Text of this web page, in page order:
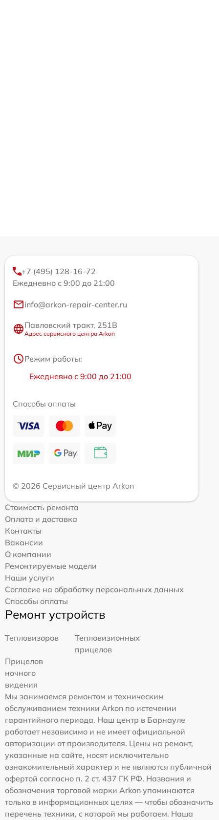
+7 (495) 128-16-72
Ежедневно с 9:00 до 21:00
info@arkon-repair-center.ru
Павловский тракт, 251В
Адрес сервисного центра Arkon
Режим работы:
Ежедневно с 9:00 до 21:00
Способы оплаты
© 2026 Сервисный центр Arkon
Стоимость ремонта
Оплата и доставка
Контакты
Вакансии
О компании
Ремонтируемые модели
Наши услуги
Согласие на обработку персональных данных
Способы оплаты
Ремонт устройств
Тепловизоров
Тепловизионных
прицелов
Прицелов
ночного
видения
Мы занимаемся ремонтом и техническим
обслуживанием техники Arkon по истечении
гарантийного периода. Наш центр в Барнауле
работает независимо и не имеет официальной
авторизации от производителя. Цены на ремонт,
указанные на сайте, носят исключительно
ознакомительный характер и не являются публичной
офертой согласно п. 2 ст. 437 ГК РФ. Названия и
обозначения торговой марки Arkon упоминаются
только в информационных целях — чтобы обозначить
перечень техники, с которой мы работаем. Наша